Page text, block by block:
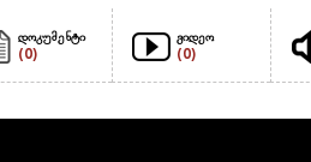
დოკუმენტი
(0)
ვიდეო
(0)